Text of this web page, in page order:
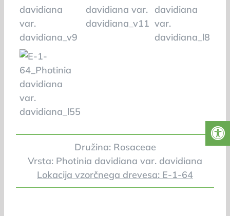
Družina: Rosaceae
Vrsta: Photinia davidiana var. davidiana
Lokacija vzorčnega drevesa: E-1-64